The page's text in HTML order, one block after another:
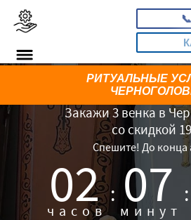
📞
Закажи 3 венка в
со скидкой
Спешите! До конца
02 :
часов 07 :
минут
РИТУАЛЬНЫЕ